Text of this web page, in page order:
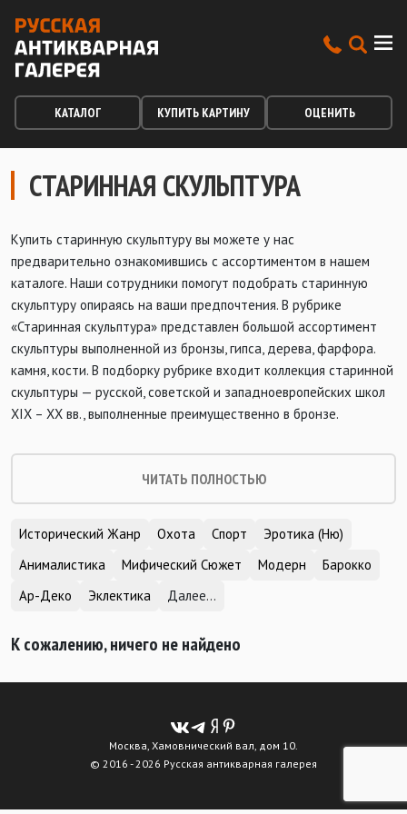
КАТАЛОГ КУПИТЬ КАРТИНУ ОЦЕНИТЬ
СТАРИННАЯ СКУЛЬПТУРА
Купить старинную скульптуру вы можете у нас
предварительно ознакомившись с ассортиментом в нашем
каталоге. Наши сотрудники помогут подобрать старинную
скульптуру опираясь на ваши предпочтения. В рубрике
«Старинная скульптура» представлен большой ассортимент
скульптуры выполненной из бронзы, гипса, дерева, фарфора.
камня, кости. В подборку рубрике входит коллекция старинной
скульптуры — русской, советской и западноевропейских школ
XIX – XX вв., выполненные преимущественно в бронзе.
ЧИТАТЬ ПОЛНОСТЬЮ
Исторический Жанр Охота Спорт
Эротика (Ню)
Анималистика
Мифический Сюжет Модерн
Барокко
Ар-Деко
Эклектика Далее...
К сожалению, ничего не найдено
Москва, Хамовнический вал, дом 10.
© 2016 - 2026 Русская антикварная галерея